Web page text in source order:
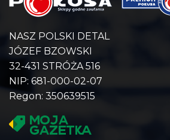
NASZ POLSKI DETAL
JÓZEF BZOWSKI
32-431 STRÓŻA 516
NIP: 681-000-02-07
Regon: 350639515